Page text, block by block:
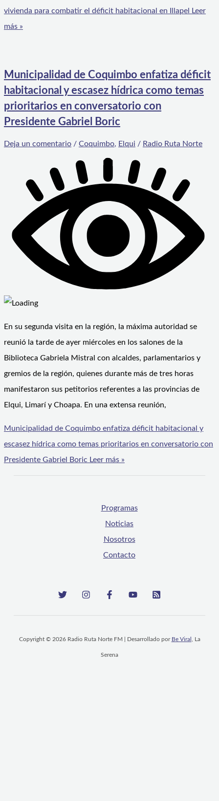
vivienda para combatir el déficit habitacional en Illapel
Leer
más »
Municipalidad de Coquimbo enfatiza déficit
habitacional y escasez hídrica como temas
prioritarios en conversatorio con
Presidente Gabriel Boric
Deja un comentario / Coquimbo, Elqui / Radio Ruta Norte
En su segunda visita en la región, la máxima autoridad se
reunió la tarde de ayer miércoles en los salones de la
Biblioteca Gabriela Mistral con alcaldes, parlamentarios y
gremios de la región, quienes durante más de tres horas
manifestaron sus petitorios referentes a las provincias de
Elqui, Limarí y Choapa. En una extensa reunión,
Municipalidad de Coquimbo enfatiza déficit habitacional y
escasez hídrica como temas prioritarios en conversatorio con
Presidente Gabriel Boric Leer más »
Programas
Noticias
Nosotros
Contacto
Copyright © 2026 Radio Ruta Norte FM | Desarrollado por Be Viral , La
Serena